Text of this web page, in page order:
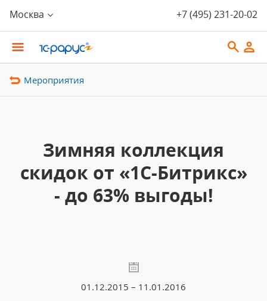
Москва +7 (495) 231-20-02
Мероприятия
Зимняя коллекция
скидок от «1С-Битрикс»
- до 63% выгоды!
01.12.2015 – 11.01.2016